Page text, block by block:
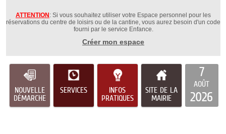
ATTENTION : Si vous souhaitez utiliser votre Espace personnel pour les
réservations du centre de loisirs ou de la cantine, vous aurez besoin d'un code
fourni par le service Enfance.
Créer mon espace
NOUVELLE
DÉMARCHE
SERVICES
INFOS
PRATIQUES
SITE DE LA
MAIRIE
7
AOÛT
2026